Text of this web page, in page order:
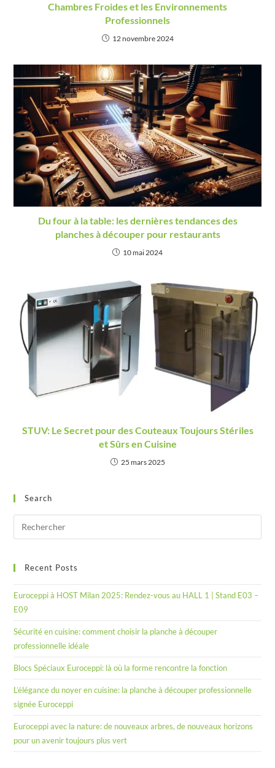
Chambres Froides et les Environnements
Professionnels
12 novembre 2024
Du four à la table: les dernières tendances des
planches à découper pour restaurants
10 mai 2024
STUV: Le Secret pour des Couteaux Toujours Stériles
et Sûrs en Cuisine
25 mars 2025
Search
Recent Posts
Euroceppi à HOST Milan 2025: Rendez-vous au HALL 1 | Stand E03 –
E09
Sécurité en cuisine: comment choisir la planche à découper
professionnelle idéale
Blocs Spéciaux Euroceppi: là où la forme rencontre la fonction
L’élégance du noyer en cuisine: la planche à découper professionnelle
signée Euroceppi
Euroceppi avec la nature: de nouveaux arbres, de nouveaux horizons
pour un avenir toujours plus vert